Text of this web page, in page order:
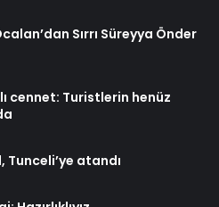
Sırrı Süreyya Önder
cennet: Turistlerin henüz
Tunceli’ye atandı